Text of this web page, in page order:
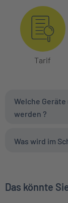
Tarif
Welche
werden ?
Was wird im
Das könnte